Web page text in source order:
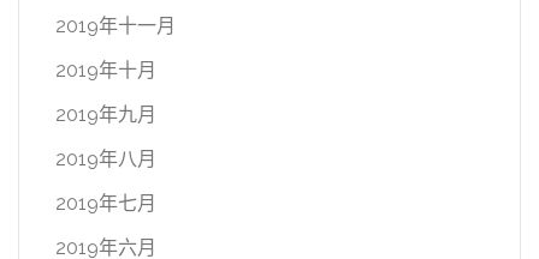
2019年十一月
2019年十月
2019年九月
2019年八月
2019年七月
2019年六月